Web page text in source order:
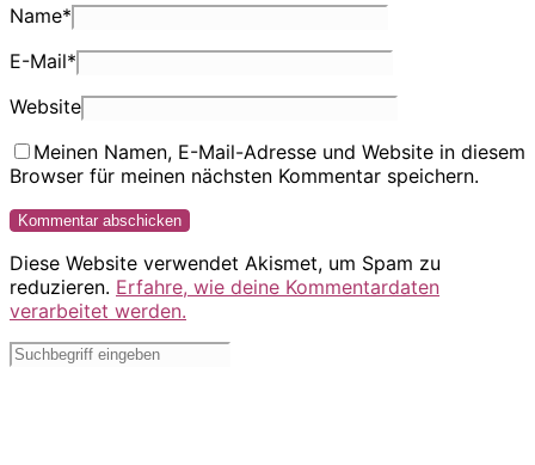
Name*
E-Mail*
Website
Meinen Namen, E-Mail-Adresse und Website in diesem
Browser für meinen nächsten Kommentar speichern.
Diese Website verwendet Akismet, um Spam zu
reduzieren. Erfahre, wie deine Kommentardaten
verarbeitet werden.